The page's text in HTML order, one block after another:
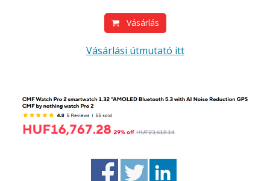
Vásárlás
Vásárlási útmutató itt